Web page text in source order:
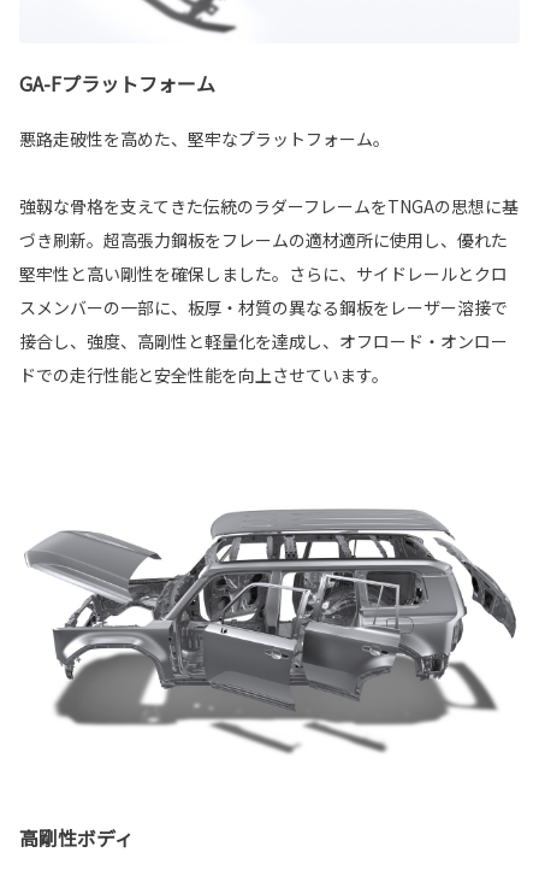
GA-Fプラットフォーム
悪路走破性を高めた、堅牢なプラットフォーム。
強靱な骨格を支えてきた伝統のラダーフレームをTNGAの思想に基
づき刷新。超高張力鋼板をフレームの適材適所に使用し、優れた
堅牢性と高い剛性を確保しました。さらに、サイドレールとクロ
スメンバーの一部に、板厚・材質の異なる鋼板をレーザー溶接で
接合し、強度、高剛性と軽量化を達成し、オフロード・オンロー
ドでの走行性能と安全性能を向上させています。
高剛性ボディ